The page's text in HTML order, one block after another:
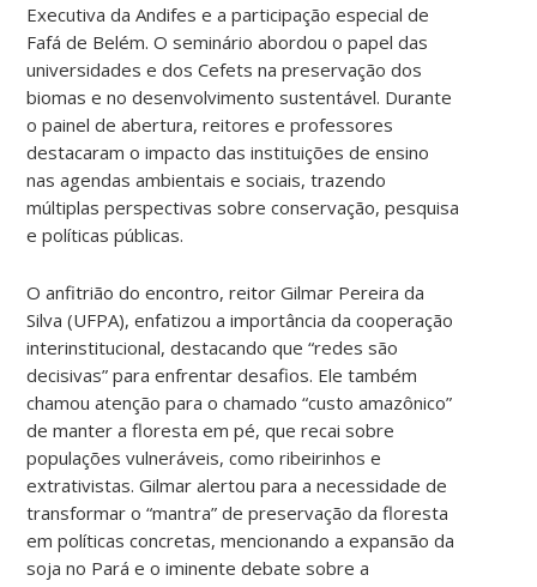
Executiva da Andifes e a participação especial de
Fafá de Belém. O seminário abordou o papel das
universidades e dos Cefets na preservação dos
biomas e no desenvolvimento sustentável. Durante
o painel de abertura, reitores e professores
destacaram o impacto das instituições de ensino
nas agendas ambientais e sociais, trazendo
múltiplas perspectivas sobre conservação, pesquisa
e políticas públicas.
O anfitrião do encontro, reitor Gilmar Pereira da
Silva (UFPA), enfatizou a importância da cooperação
interinstitucional, destacando que “redes são
decisivas” para enfrentar desafios. Ele também
chamou atenção para o chamado “custo amazônico”
de manter a floresta em pé, que recai sobre
populações vulneráveis, como ribeirinhos e
extrativistas. Gilmar alertou para a necessidade de
transformar o “mantra” de preservação da floresta
em políticas concretas, mencionando a expansão da
soja no Pará e o iminente debate sobre a